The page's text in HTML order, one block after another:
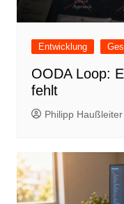
Entwicklung
OODA Loop:
fehlt
Philipp Haußleiter